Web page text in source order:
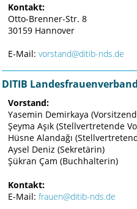
Kontakt:
Otto-Brenner-Str. 8
30159 Hannover
E-Mail:vorstand@ditib-nds.de
DITIB
Vorstand:
Yasemin Demirkaya
Şeyma Aşık (Stellvertretende
Hüsne Alandağı
Aysel Deniz (Sekretärin)
Şükran Çam (Buchhalterin)
Kontakt:
E-Mail:frauen@ditib-nds.de